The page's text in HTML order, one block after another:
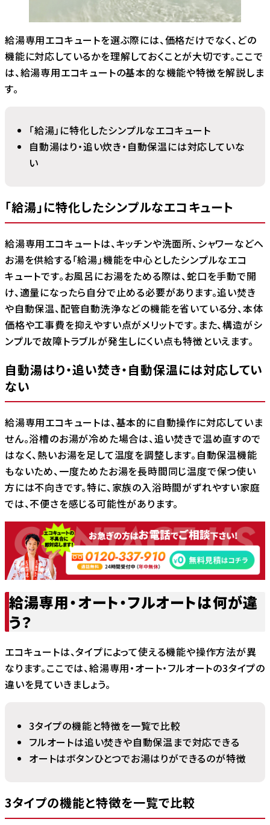
給湯専用エコキュートを選ぶ際には、価格だけでなく、どの
機能に対応しているかを理解しておくことが大切です。ここで
は、給湯専用エコキュートの基本的な機能や特徴を解説しま
す。
「給湯」に特化したシンプルなエコキュート
自動湯はり・追い炊き・自動保温には対応していな
い
「給湯」に特化したシンプルなエコキュート
給湯専用エコキュートは、キッチンや洗面所、シャワーなどへ
お湯を供給する「給湯」機能を中心としたシンプルなエコ
キュートです。お風呂にお湯をためる際は、蛇口を手動で開
け、適量になったら自分で止める必要があります。追い焚き
や自動保温、配管自動洗浄などの機能を省いている分、本体
価格や工事費を抑えやすい点がメリットです。また、構造がシ
ンプルで故障トラブルが発生しにくい点も特徴といえます。
自動湯はり・追い焚き・自動保温には対応してい
ない
給湯専用エコキュートは、基本的に自動操作に対応していま
せん。浴槽のお湯が冷めた場合は、追い焚きで温め直すので
はなく、熱いお湯を足して温度を調整します。自動保温機能
もないため、一度ためたお湯を長時間同じ温度で保つ使い
方には不向きです。特に、家族の入浴時間がずれやすい家庭
では、不便さを感じる可能性があります。
給湯専用・オート・フルオートは何が違
う？
エコキュートは、タイプによって使える機能や操作方法が異
なります。ここでは、給湯専用・オート・フルオートの3タイプの
違いを見ていきましょう。
3タイプの機能と特徴を一覧で比較
フルオートは追い焚きや自動保温まで対応できる
オートはボタンひとつでお湯はりができるのが特徴
3タイプの機能と特徴を一覧で比較